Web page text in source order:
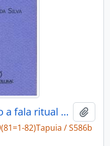
Borges, Belino e Bento a fala ritual entre os Tapuios de Goiás
82)Tapuia / S586b